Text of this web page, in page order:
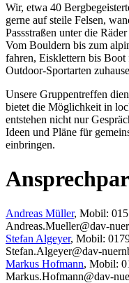
Wir, etwa 40
gerne auf steile Felsen,
Passstraßen unter die
Vom Bouldern bis zum
fahren, Eisklettern bis
Outdoor-Sportarten
Unsere Gruppentreffen
bietet die Möglichkeit in
entstehen nicht nur
Ideen und Pläne für
einbringen.
Andreas Müller, Mobil:
Andreas.Mueller@dav-
Stefan Algeyer, Mobil:
Stefan.Algeyer@dav-
Markus Hofmann, Mobil:
Markus.Hofmann@dav-